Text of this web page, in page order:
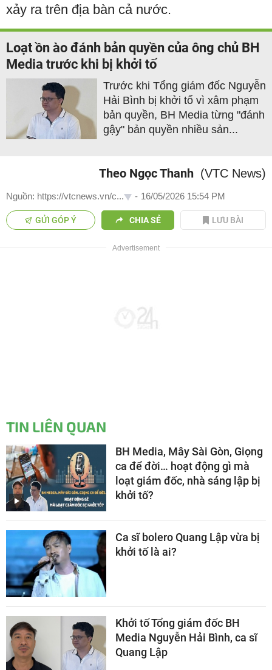
xảy ra trên địa bàn cả nước.
Loạt ồn ào đánh bản quyền của ông chủ BH
Media trước khi bị khởi tố
Trước khi Tổng giám đốc Nguyễn
Hải Bình bị khởi tố vì xâm phạm
bản quyền, BH Media từng "đánh
gậy" bản quyền nhiều sản...
Theo Ngọc Thanh (VTC News)
Nguồn: https://vtcnews.vn/c... - 16/05/2026 15:54 PM
GỬI GÓP Ý CHIA SẺ LƯU BÀI
TIN LIÊN QUAN
BH Media, Mây Sài Gòn, Giọng
ca để đời… hoạt động gì mà
loạt giám đốc, nhà sáng lập bị
khởi tố?
Ca sĩ bolero Quang Lập vừa bị
khởi tố là ai?
Khởi tố Tổng giám đốc BH
Media Nguyễn Hải Bình, ca sĩ
Quang Lập